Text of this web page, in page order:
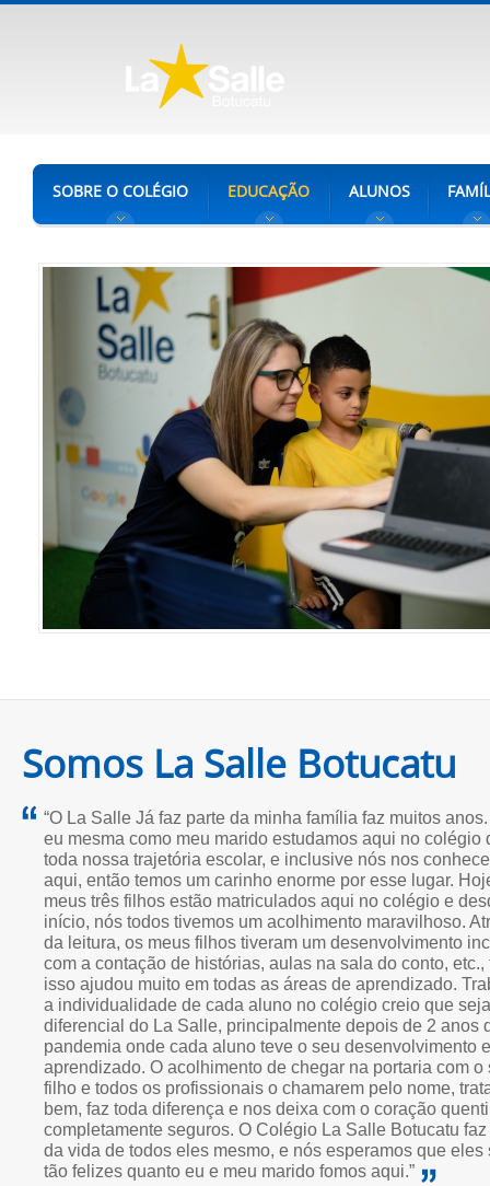
SOBRE O COLÉGIO EDUCAÇÃO ALUNOS
Somos La Salle Botucatu
“O La Salle Já faz parte da minha família faz muitos
eu mesma como meu marido estudamos aqui no colégio
toda nossa trajetória escolar, e inclusive nós nos
aqui, então temos um carinho enorme por esse lugar.
meus três filhos estão matriculados aqui no colégio e
início, nós todos tivemos um acolhimento maravilhoso.
da leitura, os meus filhos tiveram um desenvolvimento
com a contação de histórias, aulas na sala do conto, etc.,
isso ajudou muito em todas as áreas de aprendizado.
a individualidade de cada aluno no colégio creio que
diferencial do La Salle, principalmente depois de 2 anos
pandemia onde cada aluno teve o seu desenvolvimento e
aprendizado. O acolhimento de chegar na portaria com o
filho e todos os profissionais o chamarem pelo nome,
bem, faz toda diferença e nos deixa com o coração
completamente seguros. O Colégio La Salle Botucatu faz
da vida de todos eles mesmo, e nós esperamos que eles
tão felizes quanto eu e meu marido fomos aqui.”